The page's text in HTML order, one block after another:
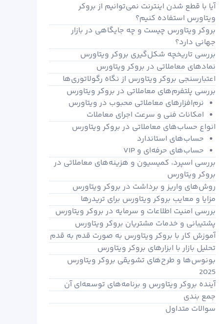
آیا با قطع شدن اینترنت نمی‌توانیم از بروکر
ویتاورس استفاده کنیم؟
بروکر ویتاورس چیست و چه جایگاهی در بازار
جهانی دارد؟
بررسی تاریخچه شکل‌گیری بروکر ویتاورس
نمادهای معاملاتی در بروکر ویتاورس
اعتبارسنجی بروکر ویتاورس از نگاه رگولاتوری‌ها
بررسی پلتفرم‌های معاملاتی در بروکر ویتاورس
نرم‌افزارهای معاملاتی محبوب در ویتاورس
امکانات فنی و سرعت اجرای معاملات
انواع حساب‌های معاملاتی در بروکر ویتاورس
حساب‌های استاندارد
حساب‌های حرفه‌ای و VIP
بررسی اسپرد، کمیسیون و هزینه‌های معاملاتی در
بروکر ویتاورس
روش‌های واریز و برداشت در بروکر ویتاورس
مزایا و معایب بروکر ویتاورس برای تریدرها
بررسی امنیت اطلاعات و سرمایه در بروکر ویتاورس
پشتیبانی و خدمات مشتریان بروکر ویتاورس
آموزش کار با بروکر ویتاورس به صورت قدم به قدم
تحلیل بازار با ابزارهای بروکر ویتاورس
بونوس‌ها و طرح‌های تشویقی بروکر ویتاورس
2025
آینده بروکر ویتاورس و برنامه‌های توسعه‌ای آن
جمع بندی
سوالات متداول